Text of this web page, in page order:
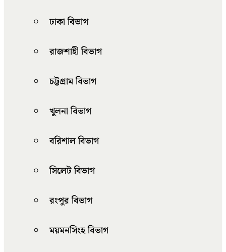
ঢাকা বিভাগ
রাজশাহী বিভাগ
চট্টগ্রাম বিভাগ
খুলনা বিভাগ
বরিশাল বিভাগ
সিলেট বিভাগ
রংপুর বিভাগ
ময়মনসিংহ বিভাগ